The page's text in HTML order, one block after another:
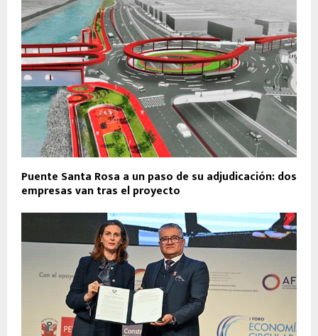
Puente Santa Rosa a un paso de su adjudicación: dos
empresas van tras el proyecto